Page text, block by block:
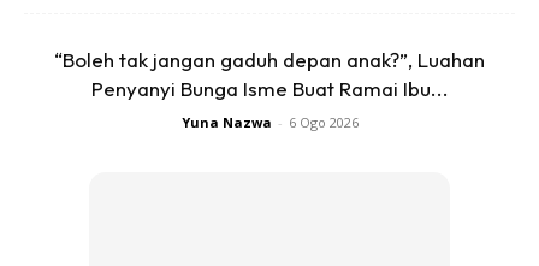
“Boleh tak jangan gaduh depan anak?”, Luahan
Penyanyi Bunga Isme Buat Ramai Ibu...
Yuna Nazwa - 6 Ogo 2026